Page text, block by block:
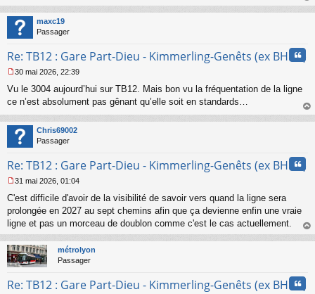
a
g
e
n
n
u
au
maxc19
Passager
Re: TB12 : Gare Part-Dieu - Kimmerling-Genêts (ex BHNS)
e
s
a
g
e
o
l
u
30 mai 2026, 22:39
Vu le 3004 aujourd’hui sur TB12. Mais bon vu la fréquentation de la ligne
ce n’est absolument pas gênant qu’elle soit en standards…
au
Chris69002
Passager
Re: TB12 : Gare Part-Dieu - Kimmerling-Genêts (ex BHNS)
e
s
s
a
g
e
n
n
31 mai 2026, 01:04
C'est difficile d'avoir de la visibilité de savoir vers quand la ligne sera
prolongée en 2027 au sept chemins afin que ça devienne enfin une vraie
ligne et pas un morceau de doublon comme c'est le cas actuellement.
au
métrolyon
Passager
Re: TB12 : Gare Part-Dieu - Kimmerling-Genêts (ex BHNS)